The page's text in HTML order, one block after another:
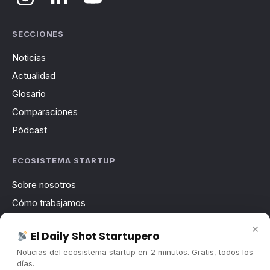
SECCIONES
Noticias
Actualidad
Glosario
Comparaciones
Pódcast
ECOSISTEMA STARTUP
Sobre nosotros
Cómo trabajamos
Contacto
Publicidad
×
El Daily Shot Startupero
Noticias del ecosistema startup en 2 minutos. Gratis, todos los
días.